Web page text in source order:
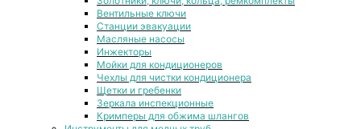
Вентильные ключи
Станции эвакуации
Масляные насосы
Инжекторы
Мойки для кондиционеров
Чехлы для чистки кондиционера
Щетки и гребенки
Зеркала инспекционные
Кримперы для обжима шлангов